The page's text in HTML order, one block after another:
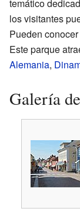
temático
los visitantes
Pueden
Este parque
Alemania,
Galería